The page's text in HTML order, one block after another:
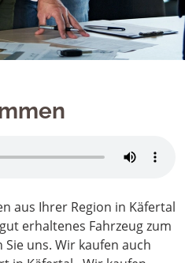
aus Ihrer Region in Käfertal
erhaltenes Fahrzeug zum
uns. Wir kaufen auch